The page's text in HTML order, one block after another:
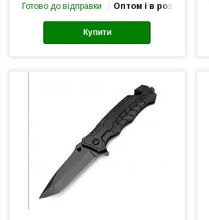
Готово до відправки Оптом і в роздріб
Купити